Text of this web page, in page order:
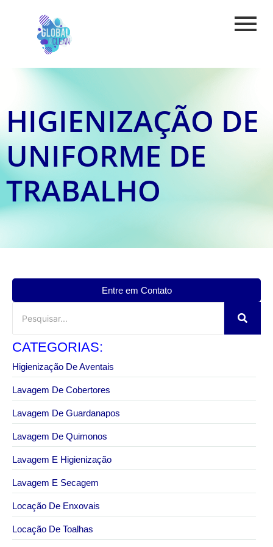
HIGIENIZAÇÃO DE
UNIFORME DE
TRABALHO
Entre em Contato
CATEGORIAS:
Higienização De Aventais
Lavagem De Cobertores
Lavagem De Guardanapos
Lavagem De Quimonos
Lavagem E Higienização
Lavagem E Secagem
Locação De Enxovais
Locação De Toalhas